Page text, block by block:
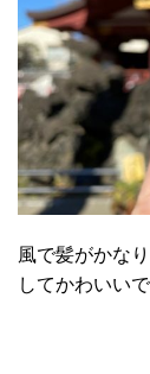
風で髪がかな
してかわいいで